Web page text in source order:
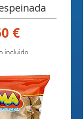
Precio
€
incluido